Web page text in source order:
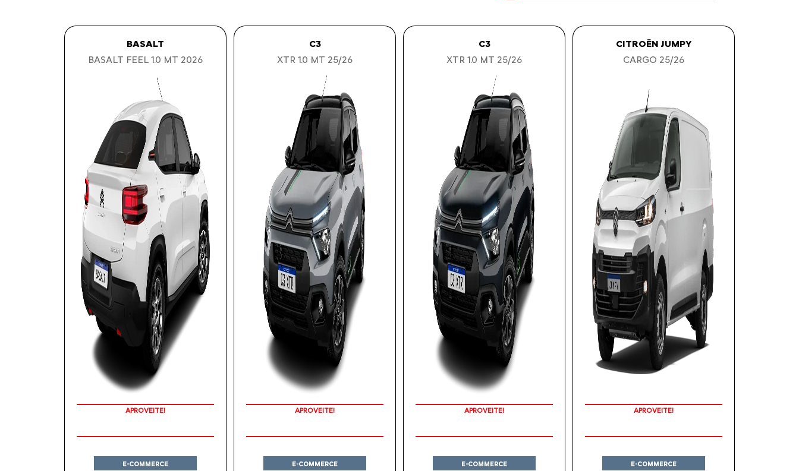
BASALT
BASALT FEEL 1.0 MT 2026
APROVEITE!
E-COMMERCE
C3
XTR 1.0 MT 25/26
APROVEITE!
E-COMMERCE
C3
XTR 1.0 MT 25/26
APROVEITE!
E-COMMERCE
CITROËN JUMPY
CARGO 25/26
APROVEITE!
E-COMMERCE